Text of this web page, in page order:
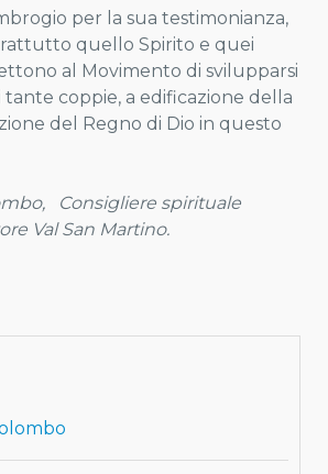
per la sua testimonianza,
quello Spirito e quei
al Movimento di svilupparsi
tante coppie, a edificazione della
del Regno di Dio in questo
Consigliere spirituale
Val San Martino.